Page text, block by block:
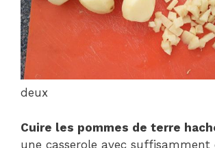
deux
Cuire les pommes de terre
une casserole avec suffisamment